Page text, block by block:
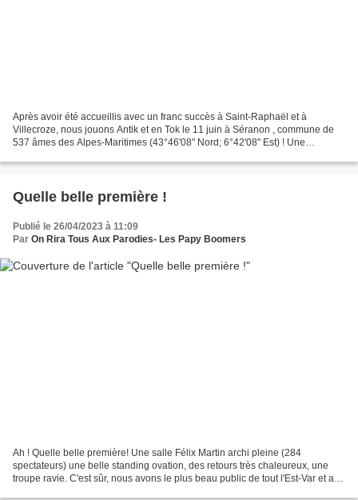
Après avoir été accueillis avec un franc succès à Saint-Raphaël et à
Villecroze, nous jouons Antik et en Tok le 11 juin à Séranon , commune de
537 âmes des Alpes-Maritimes (43°46'08" Nord; 6°42'08" Est) ! Une
Quelle belle première !
Publié le 26/04/2023 à 11:09
Par On Rira Tous Aux Parodies- Les Papy Boomers
Ah ! Quelle belle première! Une salle Félix Martin archi pleine (284
spectateurs) une belle standing ovation, des retours très chaleureux, une
troupe ravie. C'est sûr, nous avons le plus beau public de tout l'Est-Var et au-